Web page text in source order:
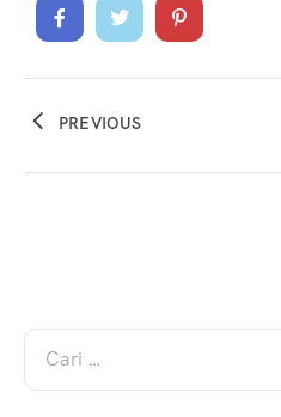
PREVIOUS